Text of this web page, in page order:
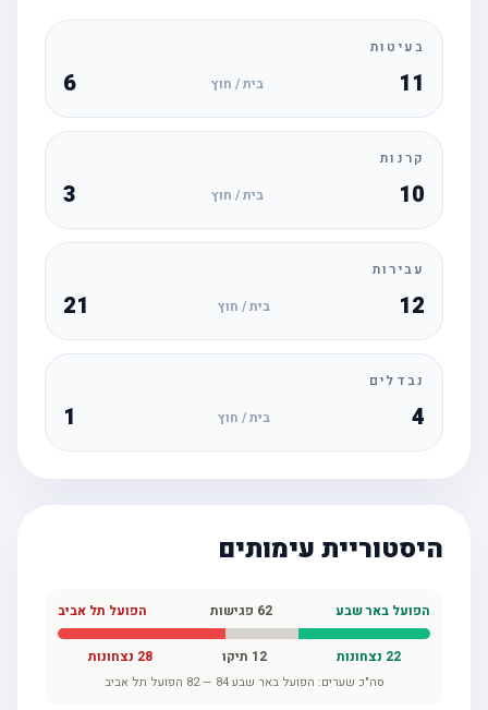
בעיטות
11 בית / חוץ
קרנות
10 בית / חוץ
עבירות
12 בית / חוץ 21
נבדלים
בית / חוץ
היסטוריית עימותים
הפועל באר שבע 62פגישות הפועל תל אביב
22נצחונות 12תיקו 28נצחונות
סה"כ שערים:הפועל באר שבע 84
—
82הפועל תל אביב